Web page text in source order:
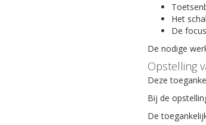
Het
De
De nodige
Opstelling
Deze
Bij de
De